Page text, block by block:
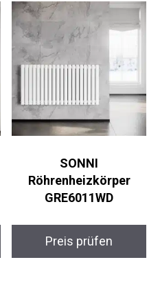
SONNI
Röhrenheizkörper
GRE6011WD
Preis prüfen